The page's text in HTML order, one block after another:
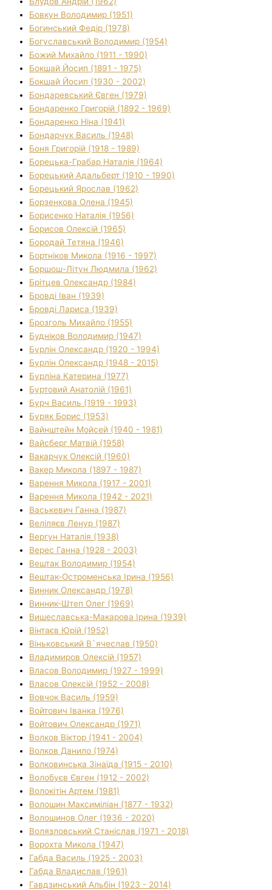
Бовкун Володимир (1951)
Богинський Федір (1978)
Богуславський Володимир (1954)
Божий Михайло (1911 - 1990)
Бокшай Йосип (1891 - 1975)
Бокшай Йосип (1930 - 2002)
Бондаревський Євген (1979)
Бондаренко Григорій (1892 - 1969)
Бондаренко Ніна (1941)
Бондарчук Василь (1948)
Боня Григорій (1918 - 1989)
Борецька-Грабар Наталія (1964)
Борецький Адальберт (1910 - 1990)
Борецький Ярослав (1962)
Борзенкова Олена (1945)
Борисенко Наталія (1956)
Борисов Олексій (1965)
Бородай Тетяна (1946)
Бортніков Микола (1916 - 1997)
Боршош-Літун Людмила (1962)
Брітцев Олександр (1984)
Бровді Іван (1939)
Бровді Лариса (1939)
Брозголь Михайло (1955)
Будніков Володимир (1947)
Бурлін Олександр (1920 - 1994)
Бурлін Олександр (1948 - 2015)
Бурліна Катерина (1977)
Буртовий Анатолій (1961)
Бурч Василь (1919 - 1993)
Буряк Борис (1953)
Вайнштейн Мойсей (1940 - 1981)
Вайсберг Матвій (1958)
Вакарчук Олексій (1960)
Вакер Микола (1897 - 1987)
Варення Микола (1917 - 2001)
Варення Микола (1942 - 2021)
Васькевич Ганна (1987)
Веліляєв Ленур (1987)
Вергун Наталія (1938)
Верес Ганна (1928 - 2003)
Вештак Володимир (1954)
Вештак-Остроменська Ірина (1956)
Винник Олександр (1978)
Винник-Штеп Олег (1969)
Вишеславська-Макарова Ірина (1939)
Вінтаєв Юрій (1952)
Віньковський В`ячеслав (1950)
Владимиров Олексій (1957)
Власов Володимир (1927 - 1999)
Власов Олексій (1952 - 2008)
Вовчок Василь (1959)
Войтович Іванка (1976)
Войтович Олександр (1971)
Волков Віктор (1941 - 2004)
Волков Данило (1974)
Волковинська Зінаїда (1915 - 2010)
Волобуєв Євген (1912 - 2002)
Волокітін Артем (1981)
Волошин Максиміліан (1877 - 1932)
Волошинов Олег (1936 - 2020)
Волязловський Станіслав (1971 - 2018)
Ворохта Микола (1947)
Габда Василь (1925 - 2003)
Габда Владислав (1961)
Гавдзинський Альбін (1923 - 2014)